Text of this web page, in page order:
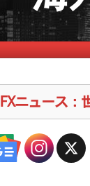
FXニュース：